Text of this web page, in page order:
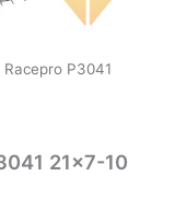
P3041
21×7-10